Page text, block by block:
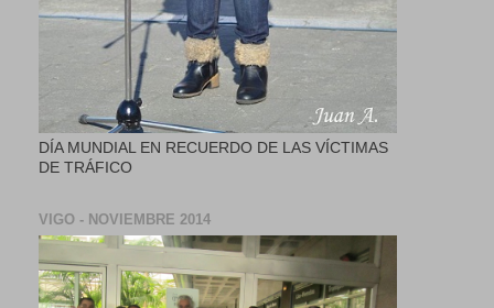
DÍA MUNDIAL EN RECUERDO DE LAS VÍCTIMAS
DE TRÁFICO
VIGO - NOVIEMBRE 2014